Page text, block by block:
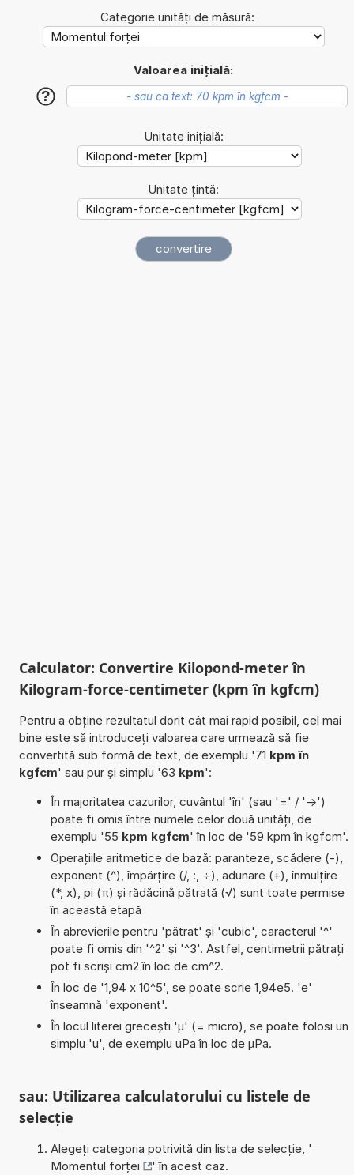
Categorie unități de măsură:
Valoarea inițială:
?
Unitate inițială:
Unitate țintă:
Calculator: Convertire Kilopond-meter în
Kilogram-force-centimeter (kpm în kgfcm)
Pentru a obține rezultatul dorit cât mai rapid posibil, cel mai
bine este să introduceți valoarea care urmează să fie
convertită sub formă de text, de exemplu '71 kpm în
kgfcm' sau pur și simplu '63 kpm':
În majoritatea cazurilor, cuvântul 'în' (sau '=' / '->')
poate fi omis între numele celor două unități, de
exemplu '55 kpm kgfcm' în loc de '59 kpm în kgfcm'.
Operațiile aritmetice de bază: paranteze, scădere (-),
exponent (^), împărțire (/, :, ÷), adunare (+), înmulțire
(*, x), pi (π) și rădăcină pătrată (√) sunt toate permise
în această etapă
În abrevierile pentru 'pătrat' și 'cubic', caracterul '^'
poate fi omis din '^2' și '^3'. Astfel, centimetrii pătrați
pot fi scriși cm2 în loc de cm^2.
În loc de '1,94 x 10^5', se poate scrie 1,94e5. 'e'
înseamnă 'exponent'.
În locul literei grecești 'µ' (= micro), se poate folosi un
simplu 'u', de exemplu uPa în loc de µPa.
sau: Utilizarea calculatorului cu listele de
selecție
Alegeți categoria potrivită din lista de selecție, '
Momentul forței
' în acest caz.